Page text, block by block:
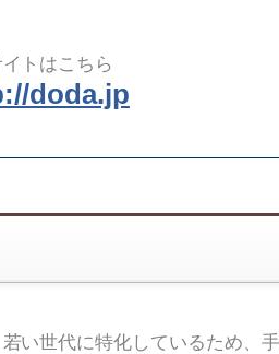
トはこちら
doda.jp
い世代に特化しているため、